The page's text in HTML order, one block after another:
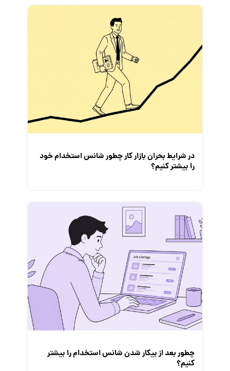
فریلنسر
گزارش‌های آماری
مصاحبه شغلی
معرفی شرکت ها
معرفی متخصصان منابع انسانی
در شرایط بحران بازار کار چطور شانس استخدام خود
را بیشتر کنیم؟
چطور بعد از بیکار شدن شانس استخدام‌ را بیشتر
کنیم؟